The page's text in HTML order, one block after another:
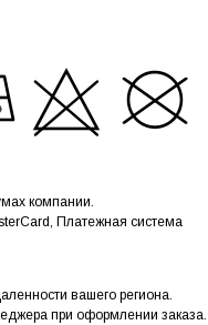
компании.
Платежная система
вашего региона.
при оформлении заказа.